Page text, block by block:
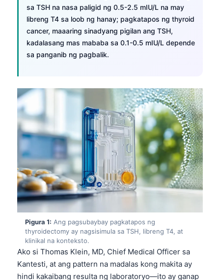
sa TSH na nasa paligid ng 0.5-2.5 mIU/L na may
libreng T4 sa loob ng hanay; pagkatapos ng thyroid
cancer, maaaring sinadyang pigilan ang TSH,
kadalasang mas mababa sa 0.1-0.5 mIU/L depende
sa panganib ng pagbalik.
Pigura 1: Ang pagsubaybay pagkatapos ng
thyroidectomy ay nagsisimula sa TSH, libreng T4, at
klinikal na konteksto.
Ako si Thomas Klein, MD, Chief Medical Officer sa
Kantesti, at ang pattern na madalas kong makita ay
hindi kakaibang resulta ng laboratoryo—ito ay ganap